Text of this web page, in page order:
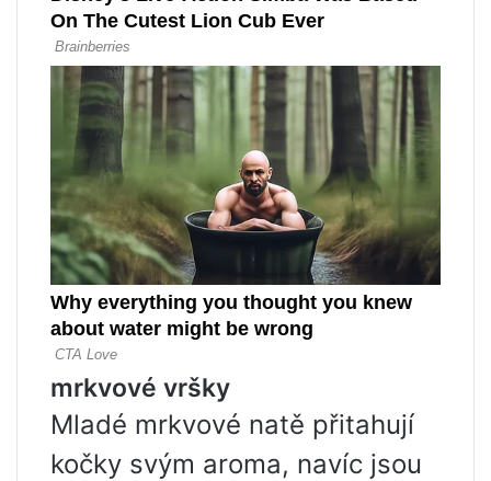
mrkvové vršky
Mladé mrkvové natě přitahují
kočky svým aroma, navíc jsou